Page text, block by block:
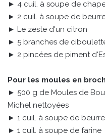
► 4 cuil. à soupe de
► 2 cuil. à soupe de
► Le zeste d'un citron
► 5 branches de
► 2 pincées de piment
Pour les moules en
► 500 g de Moules de
Michel nettoyées
► 1 cuil. à soupe de beurre
► 1 cuil. à soupe de farine